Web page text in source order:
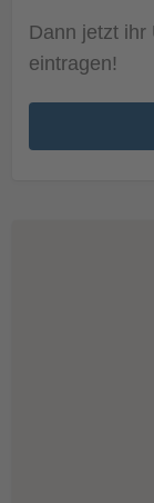
Dann jetzt ihr
eintragen!